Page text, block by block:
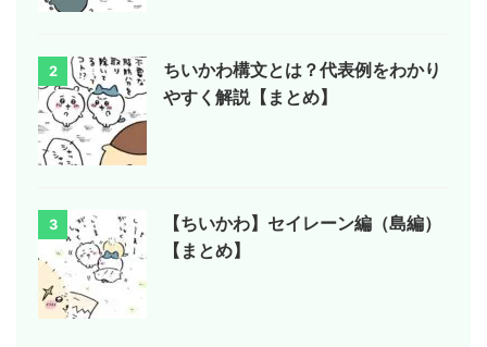
2
ちいかわ構文とは？代表例をわかり
やすく解説【まとめ】
3
【ちいかわ】セイレーン編（島編）
【まとめ】